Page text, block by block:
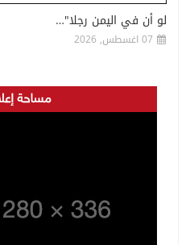
لو أن في اليمن رجلا"…
07 اغسطس, 2026